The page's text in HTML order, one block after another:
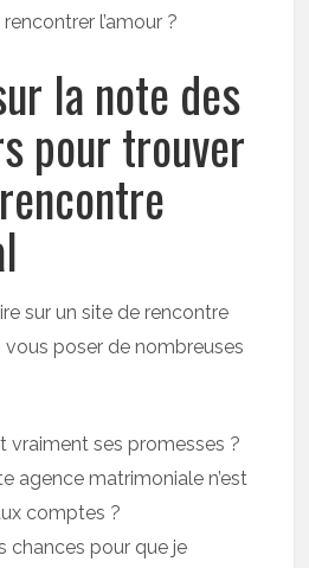
l’amour ?
la note des
pour trouver
sur un site de rencontre
poser de nombreuses
vraiment ses promesses ?
agence matrimoniale n’est
comptes ?
chances pour que je